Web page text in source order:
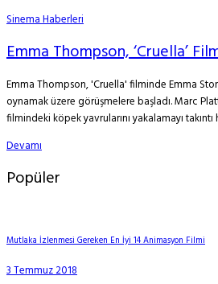
Sinema Haberleri
Emma Thompson, ‘Cruella’
Emma Thompson, 'Cruella' filminde Emma
oynamak üzere görüşmelere başladı. Marc
filmindeki köpek yavrularını yakalamayı
Devamı
Popüler
Mutlaka İzlenmesi Gereken En İyi 14 Animasyon Filmi
3 Temmuz 2018